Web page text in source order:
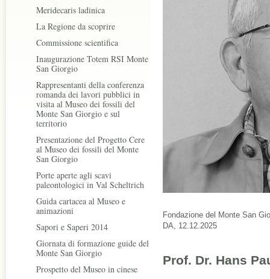
Meridecaris ladinica
La Regione da scoprire
Commissione scientifica
Inaugurazione Totem RSI Monte
San Giorgio
Rappresentanti della conferenza
romanda dei lavori pubblici in
visita al Museo dei fossili del
Monte San Giorgio e sul
territorio
Presentazione del Progetto Cere
al Museo dei fossili del Monte
San Giorgio
Porte aperte agli scavi
paleontologici in Val Scheltrich
Guida cartacea al Museo e
animazioni
Sapori e Saperi 2014
Giornata di formazione guide del
Monte San Giorgio
Prospetto del Museo in cinese
Fondazione del Monte San
DA, 12.12.2025
Prof. Dr. Hans